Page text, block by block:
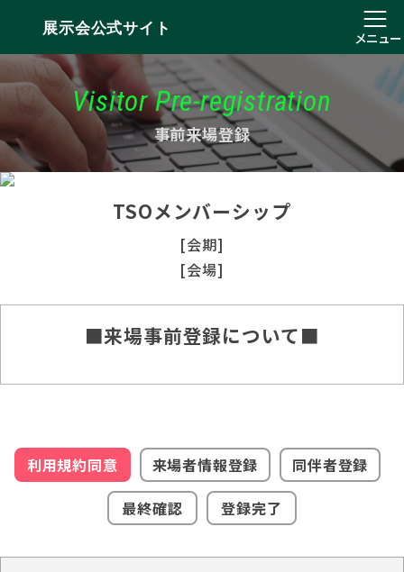
展示会公式サイト
メニュー
Visitor Pre-registration
事前来場登録
TSOメンバーシップ
[会期]
[会場]
■来場事前登録について■
利用規約同意 来場者情報登録
同伴者登録
最終確認
登録完了